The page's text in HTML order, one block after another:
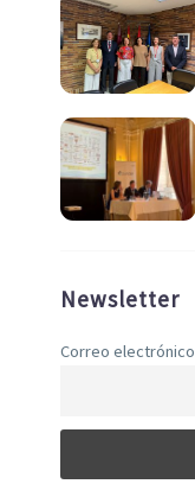
Newsletter
Correo electrónico